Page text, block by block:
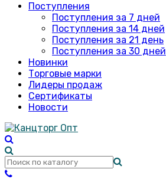
Поступления
Поступления за 7 дней
Поступления за 14 дней
Поступления за 21 день
Поступления за 30 дней
Новинки
Торговые марки
Лидеры продаж
Сертификаты
Новости